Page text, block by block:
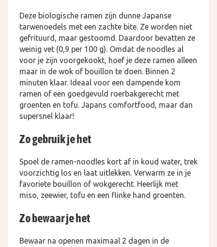
Deze biologische ramen zijn dunne Japanse
tarwenoedels met een zachte bite. Ze worden niet
gefrituurd, maar gestoomd. Daardoor bevatten ze
weinig vet (0,9 per 100 g). Omdat de noodles al
voor je zijn voorgekookt, hoef je deze ramen alleen
maar in de wok of bouillon te doen. Binnen 2
minuten klaar. Ideaal voor een dampende kom
ramen of een goedgevuld roerbakgerecht met
groenten en tofu. Japans comfortfood, maar dan
supersnel klaar!
Zo gebruik je het
Spoel de ramen-noodles kort af in koud water, trek
voorzichtig los en laat uitlekken. Verwarm ze in je
favoriete bouillon of wokgerecht. Heerlijk met
miso, zeewier, tofu en een flinke hand groenten.
Zo bewaar je het
Bewaar na openen maximaal 2 dagen in de